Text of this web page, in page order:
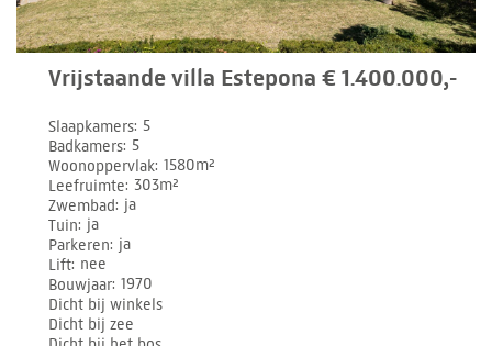
Vrijstaande villa Estepona € 1.400.000,-
Slaapkamers 5
Badkamers 5
Woonoppervlak 1580m²
Leefruimte 303m²
Zwembad ja
Tuin ja
Parkeren ja
Lift nee
Bouwjaar 1970
Dicht bij winkels
Dicht bij zee